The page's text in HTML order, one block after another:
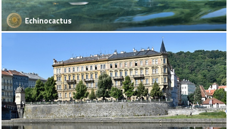
Echinocactus